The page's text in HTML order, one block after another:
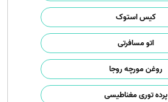
کیس استوک
اتو مسافرتی
روغن مورچه روجا
پرده توری مغناطیسی